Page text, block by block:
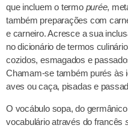
que incluem o termo purée,
também preparações com
e carneiro. Acresce a sua
no dicionário de termos
cozidos, esmagados e
Chamam-se também purés às
aves ou caça, pisadas e
O vocábulo sopa, do
vocabulário através do francês